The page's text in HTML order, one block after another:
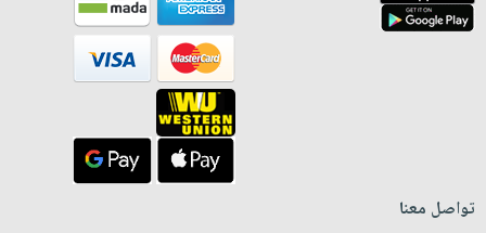
تواصل معنا